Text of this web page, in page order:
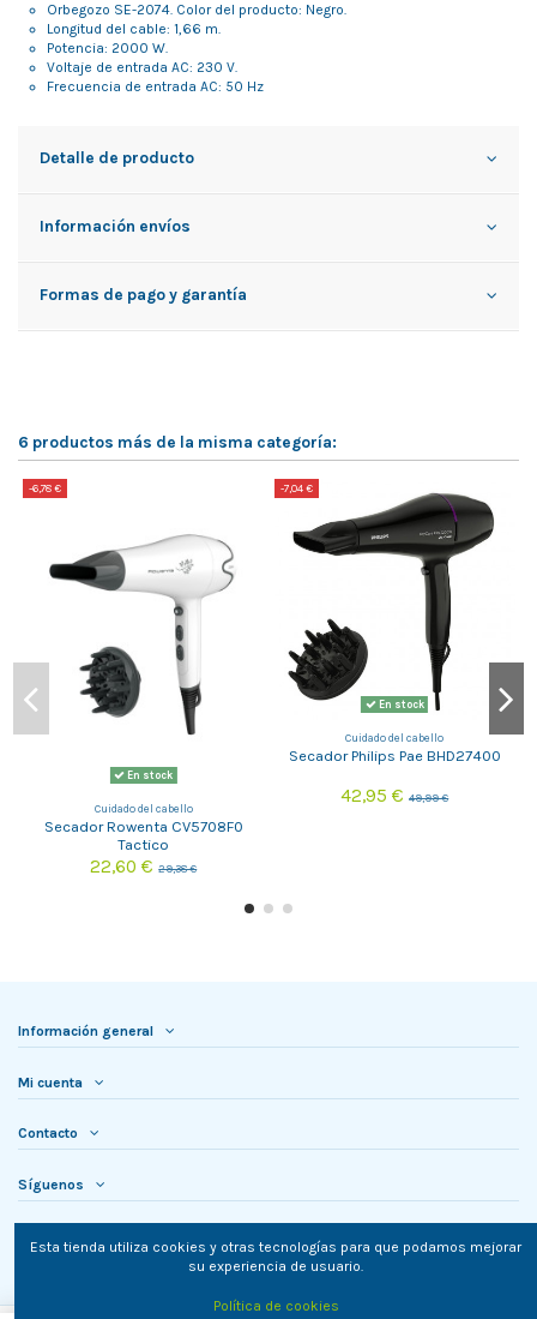
Orbegozo SE-2074. Color del producto: Negro.
Longitud del cable: 1,66 m.
Potencia: 2000 W.
Voltaje de entrada AC: 230 V.
Frecuencia de entrada AC: 50 Hz
Detalle de producto
Información envíos
Formas de pago y garantía
6 productos más de la misma categoría:
-6,78 €
En stock
Cuidado del cabello
Secador Rowenta CV5708F0
Tactico
22,60 €29,38 €
-7,04 €
En stock
Cuidado del cabello
Secador Philips Pae BHD27400
42,95 €49,99 €
Información general
Mi cuenta
Contacto
Síguenos
Esta tienda utiliza cookies y otras tecnologías para que podamos mejorar
su experiencia de usuario.
Política de cookies